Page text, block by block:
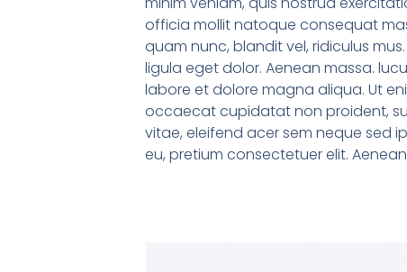
officia mollit natoque consequat
quam nunc, blandit vel, ridiculus
ligula eget dolor. Aenean massa.
labore et dolore magna aliqua. Ut
occaecat cupidatat non proident,
vitae, eleifend acer sem neque sed
eu, pretium consectetuer elit.